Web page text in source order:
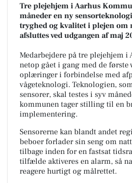
Tre plejehjem i Aarhus
måneder en ny
tryghed og kvalitet i plejen om
afsluttes ved udgangen af maj
Medarbejdere på tre plejehjem i
netop gået i gang med de første
oplæringer i forbindelse med
vågeteknologi. Teknologien,
sensorer, skal testes i syv
kommunen tager stilling til en
implementering.
Sensorerne kan blandt andet
beboer forlader sin seng om
tilbage inden for en fastsat
tilfælde aktiveres en alarm, så
reagere hurtigt og målrettet.